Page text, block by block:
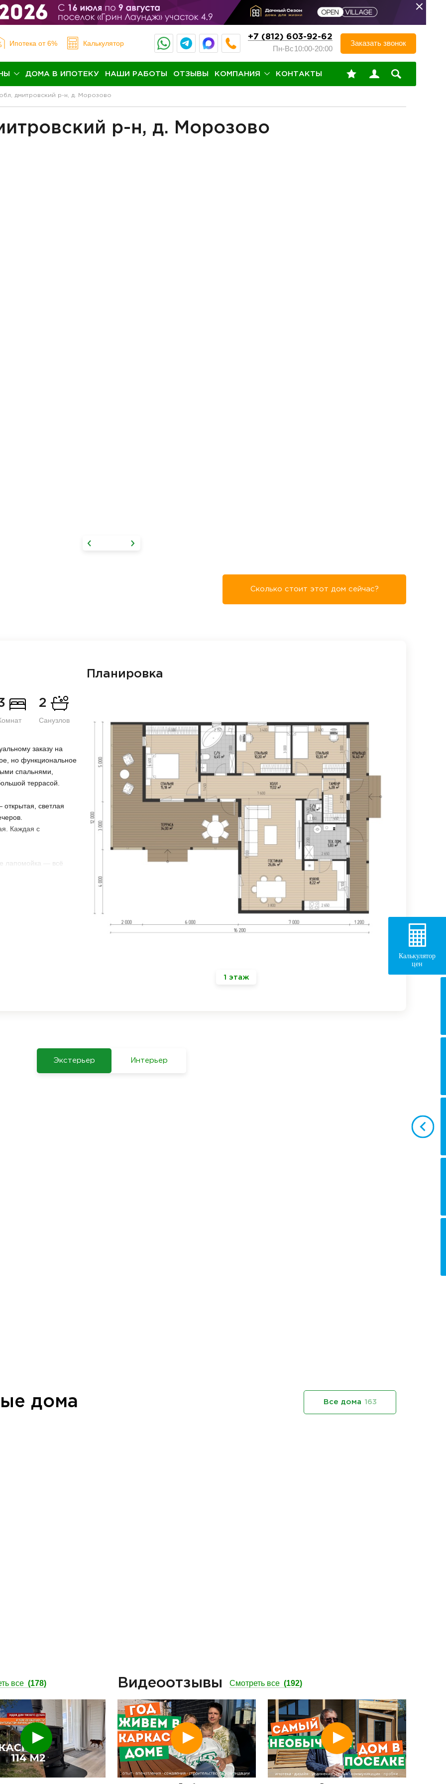
Ипотека от 6% Калькулятор
+7 (812) 603-92-62
Пн-Вс10:00-20:00
Заказать звонок
ДОМА В ИПОТЕКУ НАШИ РАБОТЫ ОТЗЫВЫ КОМПАНИЯ КОНТАКТЫ
дмитровский р-н, д. Морозово
р-н, д. Морозово
Сколько стоит этот дом сейчас?
2
Санузлов
заказу на
но функциональное
спальнями,
террасой.
светлая
Каждая с
лапомойка — всё
контрастный и
Планировка
1 этаж
Экстерьер Интерьер
дома Все дома 163
все (178)
Смотреть
Видеоотзывы Смотреть все (192)
Смотреть Смотреть
Калькулятор
цен